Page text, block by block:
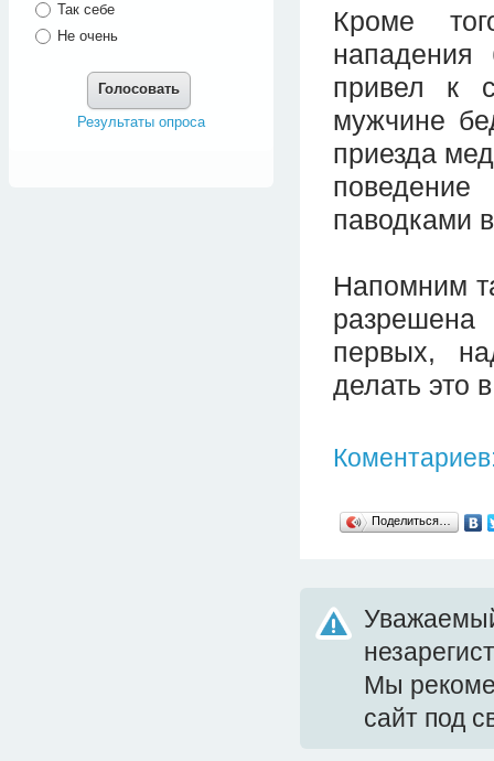
Кроме
привел к
мужчине
приезда
паводками
Напомним
первых,
делать это
Поделиться…
Мы
сайт под
Так себе
Не очень
Голосовать
Результаты опроса